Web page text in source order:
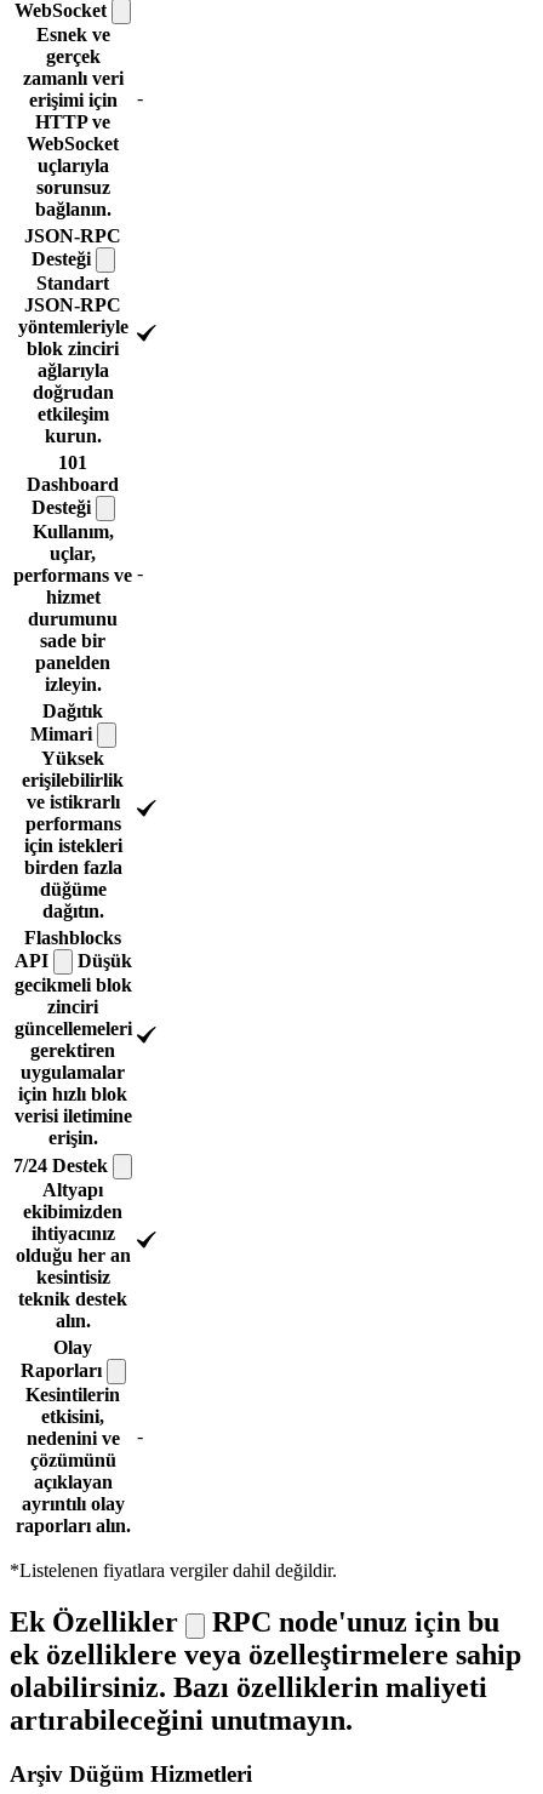
WebSocket
Esnek ve
gerçek
zamanlı veri
erişimi için
HTTP ve
WebSocket
uçlarıyla
sorunsuz
bağlanın.
-
JSON-RPC
Desteği
Standart
JSON-RPC
yöntemleriyle
blok zinciri
ağlarıyla
doğrudan
etkileşim
kurun.
101
Dashboard
Desteği
Kullanım,
uçlar,
performans ve
hizmet
durumunu
sade bir
panelden
izleyin.
-
Dağıtık
Mimari
Yüksek
erişilebilirlik
ve istikrarlı
performans
için istekleri
birden fazla
düğüme
dağıtın.
Flashblocks
API
Düşük
gecikmeli blok
zinciri
güncellemeleri
gerektiren
uygulamalar
için hızlı blok
verisi iletimine
erişin.
7/24 Destek
Altyapı
ekibimizden
ihtiyacınız
olduğu her an
kesintisiz
teknik destek
alın.
Olay
Raporları
Kesintilerin
etkisini,
nedenini ve
çözümünü
açıklayan
ayrıntılı olay
raporları alın.
-
*Listelenen fiyatlara vergiler dahil değildir.
Ek Özellikler
RPC node'unuz için bu
ek özelliklere veya özelleştirmelere sahip
olabilirsiniz. Bazı özelliklerin maliyeti
artırabileceğini unutmayın.
Arşiv Düğüm Hizmetleri